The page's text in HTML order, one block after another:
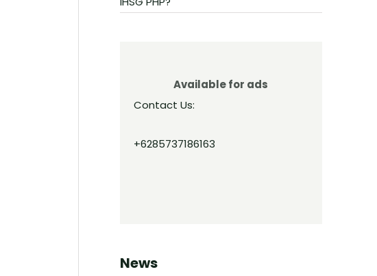
Available for ads
Contact Us:
+6285737186163
News